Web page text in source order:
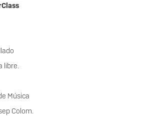
libre.
Música
Colom.